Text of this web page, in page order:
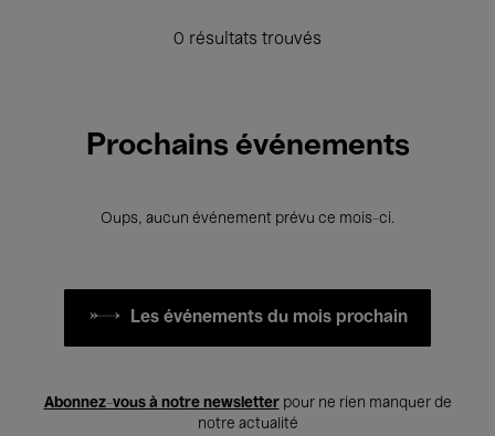
0 résultats trouvés
Prochains événements
Oups, aucun événement prévu ce mois-ci.
Les événements du mois prochain
Abonnez-vous à notre newsletterpour ne rien manquer de
notre actualité